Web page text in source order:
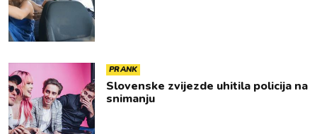
PRANK
Slovenske zvijezde uhitila policija na
snimanju